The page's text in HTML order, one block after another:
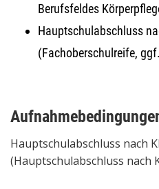
Berufsfeldes
Hauptschulabschluss
(Fachoberschulreife,
Hauptschulabschluss nach
(Hauptschulabschluss nach